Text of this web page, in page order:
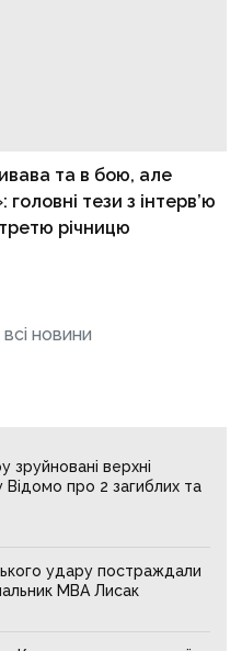
та в бою, але
головні тези з інтерв’ю
річницю
новини
зруйновані верхні
про 2 загиблих та
удару постраждали
МВА Лисак